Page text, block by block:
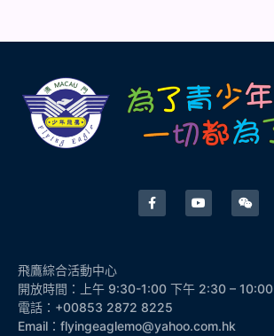
飛鷹綜合活動中心
開放時間：上午 9:30-1:00 下午 2:30 – 10:00
電話：+00853 2872 8225
Email：flyingeaglemo@yahoo.com.hk